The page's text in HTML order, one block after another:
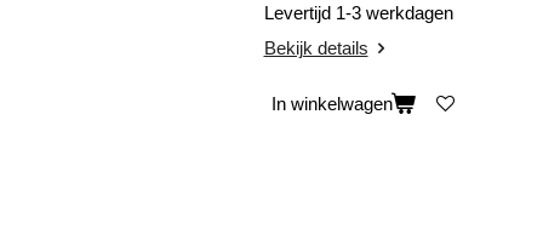
Levertijd 1-3 werkdagen
Bekijk details
In winkelwagen